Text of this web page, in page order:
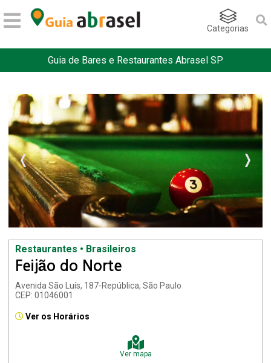
Categorias
Guia de Bares e Restaurantes Abrasel SP
Restaurantes • Brasileiros
Feijão do Norte
Avenida São Luís, 187-República, São Paulo
CEP: 01046001
Ver os Horários
Ver mapa